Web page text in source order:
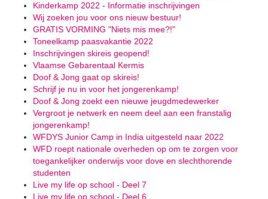
Kinderkamp 2022 - Informatie inschrijvingen
Wij zoeken jou voor ons nieuw bestuur!
GRATIS VORMING "Niets mis mee?!"
Toneelkamp paasvakantie 2022
Inschrijvingen skireis geopend!
Vlaamse Gebarentaal Kermis
Doof & Jong gaat op skireis!
Schrijf je nu in voor het jongerenkamp!
Doof & Jong zoekt een nieuwe jeugdmedewerker
Vergroot je netwerk en neem deel aan een franstalig
jongerenkamp!
WFDYS Junior Camp in India uitgesteld naar 2022
WFD roept nationale overheden op om te zorgen voor
toegankelijker onderwijs voor dove en slechthorende
studenten
Live my life op school - Deel 7
Live my life op school - Deel 6